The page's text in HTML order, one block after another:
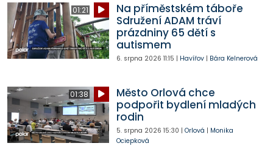
01:21
Na příměstském táboře
Sdružení ADAM tráví
prázdniny 65 dětí s
autismem
6. srpna 2026 11:15 | Havířov| Bára Kelnerová
01:38
Město Orlová chce
podpořit bydlení mladých
rodin
5. srpna 2026 15:30 | Orlová | Monika
Ociepková